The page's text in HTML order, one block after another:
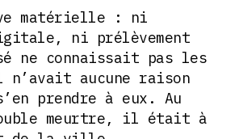
matérielle : ni
ni prélèvement
ne connaissait pas les
aucune raison
prendre à eux. Au
meurtre, il était à